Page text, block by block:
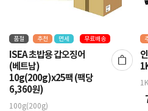
품절 추천 면세 무료배송
ISEA 초밥용 갑오징어
(베트남)
10g(200g)x25팩 (팩당
6,360원)
100g(200g)